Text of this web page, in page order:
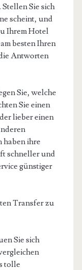
Sie sich
scheint, und
Ihrem Hotel
besten Ihren
Antworten
Sie, welche
Sie einen
lieber einen
haben ihre
schneller und
günstiger
Transfer zu
Sie sich
tolle